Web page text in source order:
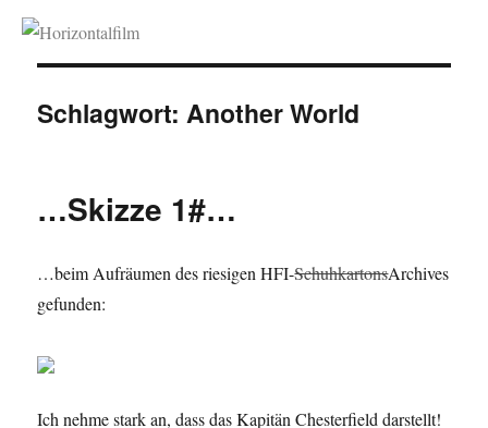
Horizontalfilm
Schlagwort:Another World
…Skizze 1#…
…beim Aufräumen des riesigen HFI-SchuhkartonsArchives
gefunden:
Ich nehme stark an, dass das Kapitän Chesterfield darstellt!